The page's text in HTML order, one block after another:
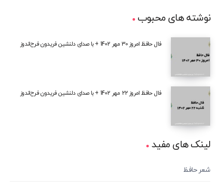
نوشته های محبوب
فال حافظ امروز 30 مهر 1402 + با صدای دلنشین فریدون فرح‌اندوز
فال حافظ امروز 22 مهر 1402 + با صدای دلنشین فریدون فرح‌اندوز
لینک های مفید
شعر حافظ